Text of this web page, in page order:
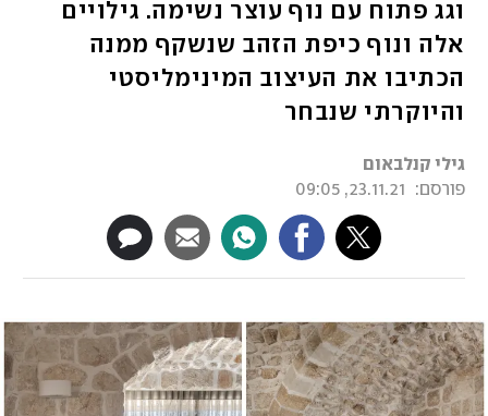
וגג פתוח עם נוף עוצר נשימה. גילויים
אלה ונוף כיפת הזהב שנשקף ממנה
הכתיבו את העיצוב המינימליסטי
והיוקרתי שנבחר
גילי קנלבאום
פורסם:
23.11.21, 09:05